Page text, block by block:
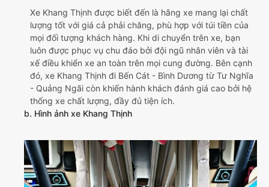
Xe Khang Thịnh được biết đến là hãng xe mang lại chất
lượng tốt với giá cả phải chăng, phù hợp với túi tiền của
mọi đối tượng khách hàng. Khi di chuyển trên xe, bạn
luôn được phục vụ chu đáo bởi đội ngũ nhân viên và tài
xế điều khiển xe an toàn trên mọi cung đường. Bên cạnh
đó, xe Khang Thịnh đi Bến Cát - Bình Dương từ Tư Nghĩa
- Quảng Ngãi còn khiến hành khách đánh giá cao bởi hệ
thống xe chất lượng, đầy đủ tiện ích.
b. Hình ảnh xe Khang Thịnh